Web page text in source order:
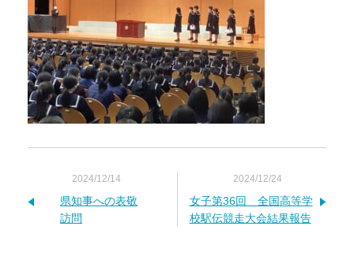
2024/12/14
県知事への表敬
訪問
2024/12/24
女子第36回 全国高等学
校駅伝競走大会結果報告